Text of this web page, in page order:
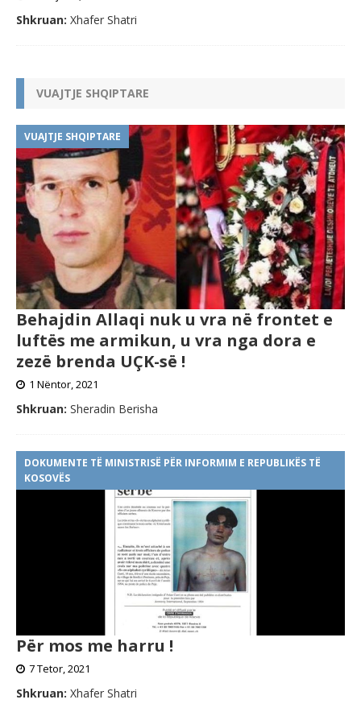
Shkruan: Xhafer Shatri
VUAJTJE SHQIPTARE
VUAJTJE SHQIPTARE
Behajdin Allaqi nuk u vra në frontet e
luftës me armikun, u vra nga dora e
zezë brenda UÇK-së !
1 Nëntor, 2021
Shkruan: Sheradin Berisha
DOKUMENTE TË MINISTRISË PËR INFORMIM E REPUBLIKËS TË
KOSOVËS
Për mos me harru !
7 Tetor, 2021
Shkruan: Xhafer Shatri